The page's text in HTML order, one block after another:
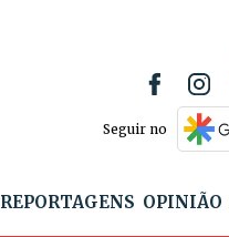
Seguir no
REPORTAGENS OPINIÃO